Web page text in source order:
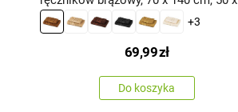
100 cm
+3
69,99zł
Do koszyka